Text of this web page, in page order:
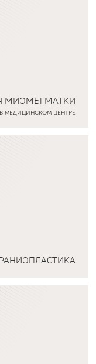
МИОМЫ МАТКИ
В МЕДИЦИНСКОМ ЦЕНТРЕ